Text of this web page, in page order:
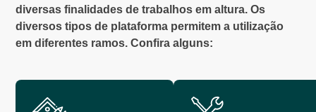
diversas finalidades de trabalhos em altura. Os
diversos tipos de plataforma permitem a utilização
em diferentes ramos. Confira alguns: